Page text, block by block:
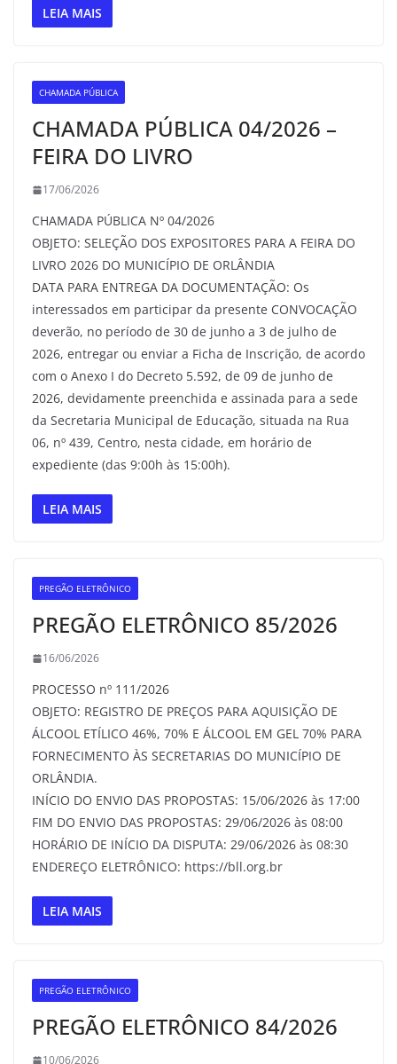
LEIA MAIS
CHAMADA PÚBLICA
CHAMADA PÚBLICA 04/2026 –
FEIRA DO LIVRO
17/06/2026
CHAMADA PÚBLICA Nº 04/2026
OBJETO: SELEÇÃO DOS EXPOSITORES PARA A FEIRA DO
LIVRO 2026 DO MUNICÍPIO DE ORLÂNDIA
DATA PARA ENTREGA DA DOCUMENTAÇÃO: Os
interessados em participar da presente CONVOCAÇÃO
deverão, no período de 30 de junho a 3 de julho de
2026, entregar ou enviar a Ficha de Inscrição, de acordo
com o Anexo I do Decreto 5.592, de 09 de junho de
2026, devidamente preenchida e assinada para a sede
da Secretaria Municipal de Educação, situada na Rua
06, nº 439, Centro, nesta cidade, em horário de
expediente (das 9:00h às 15:00h).
LEIA MAIS
PREGÃO ELETRÔNICO
PREGÃO ELETRÔNICO 85/2026
16/06/2026
PROCESSO nº 111/2026
OBJETO: REGISTRO DE PREÇOS PARA AQUISIÇÃO DE
ÁLCOOL ETÍLICO 46%, 70% E ÁLCOOL EM GEL 70% PARA
FORNECIMENTO ÀS SECRETARIAS DO MUNICÍPIO DE
ORLÂNDIA.
INÍCIO DO ENVIO DAS PROPOSTAS: 15/06/2026 às 17:00
FIM DO ENVIO DAS PROPOSTAS: 29/06/2026 às 08:00
HORÁRIO DE INÍCIO DA DISPUTA: 29/06/2026 às 08:30
ENDEREÇO ELETRÔNICO: https://bll.org.br
LEIA MAIS
PREGÃO ELETRÔNICO
PREGÃO ELETRÔNICO 84/2026
10/06/2026